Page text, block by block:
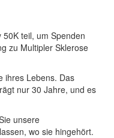
teil, um Spenden
zu Multipler Sklerose
ihres Lebens. Das
nur 30 Jahre, und es
unsere
wo sie hingehört.